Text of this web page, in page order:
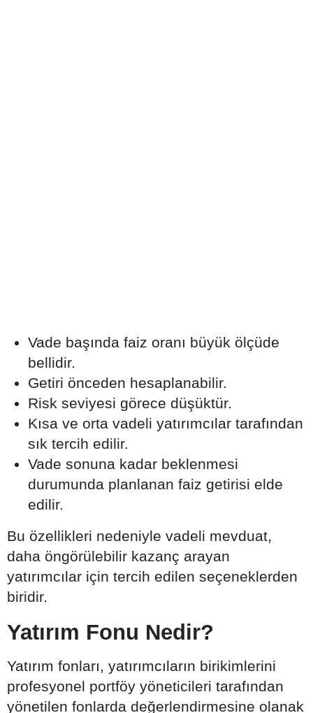
Vade başında faiz oranı büyük ölçüde
bellidir.
Getiri önceden hesaplanabilir.
Risk seviyesi görece düşüktür.
Kısa ve orta vadeli yatırımcılar tarafından
sık tercih edilir.
Vade sonuna kadar beklenmesi
durumunda planlanan faiz getirisi elde
edilir.
Bu özellikleri nedeniyle vadeli mevduat,
daha öngörülebilir kazanç arayan
yatırımcılar için tercih edilen seçeneklerden
biridir.
Yatırım Fonu Nedir?
Yatırım fonları, yatırımcıların birikimlerini
profesyonel portföy yöneticileri tarafından
yönetilen fonlarda değerlendirmesine olanak